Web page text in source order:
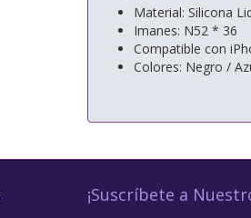
Material: Silicona
Imanes: N52 * 36
Compatible con
Colores: Negro /
¡Suscríbete a